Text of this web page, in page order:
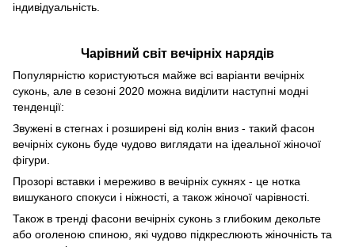
індивідуальність.
Чарівний світ вечірніх нарядів
Популярністю користуються майже всі варіанти вечірніх
суконь, але в сезоні 2020 можна виділити наступні модні
тенденції:
Звужені в стегнах і розширені від колін вниз - такий фасон
вечірніх суконь буде чудово виглядати на ідеальної жіночої
фігури.
Прозорі вставки і мереживо в вечірніх сукнях - це нотка
вишуканого спокуси і ніжності, а також жіночої чарівності.
Також в тренді фасони вечірніх суконь з глибоким декольте
або оголеною спиною, які чудово підкреслюють жіночність та